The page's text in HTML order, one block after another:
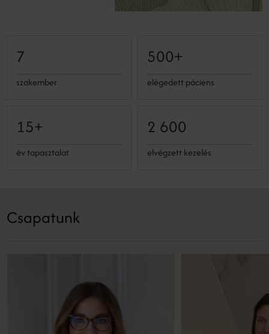
7
szakember
500+
elégedett páciens
15+
év tapasztalat
2 600
elvégzett kezelés
Csapatunk